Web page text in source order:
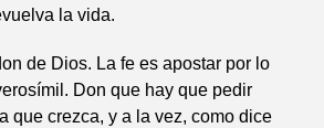
la vida.
de Dios. La fe es apostar por lo
Don que hay que pedir
que crezca, y a la vez, como dice